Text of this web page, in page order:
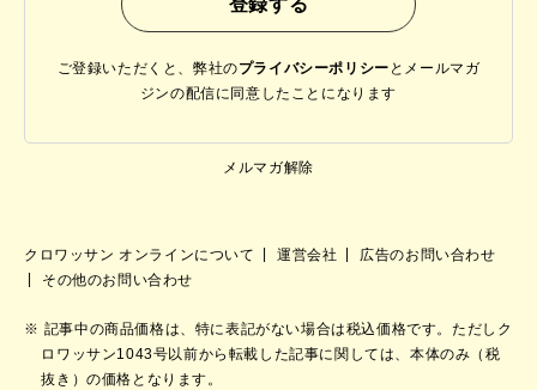
ご登録いただくと、弊社のプライバシーポリシー と メールマガ
ジンの配信に同意したことになります
メルマガ解除
クロワッサン オンラインについて 運営会社
広告のお問い合わせ
その他のお問い合わせ
記事中の商品価格は、特に表記がない場合は税込価格です。ただしク
ロワッサン1043号以前から転載した記事に関しては、本体のみ（税
抜き）の価格となります。